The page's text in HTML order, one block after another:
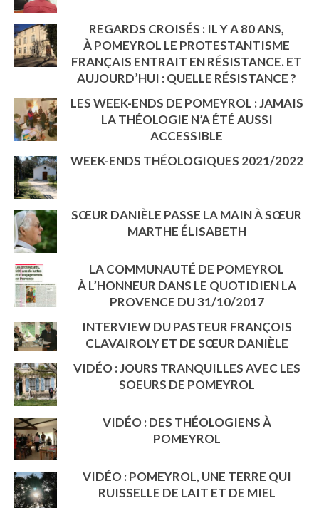
REGARDS CROISÉS : IL Y A 80 ANS,
À POMEYROL LE PROTESTANTISME
FRANÇAIS ENTRAIT EN RÉSISTANCE. ET
AUJOURD’HUI : QUELLE RÉSISTANCE ?
LES WEEK-ENDS DE POMEYROL : JAMAIS
LA THÉOLOGIE N’A ÉTÉ AUSSI
ACCESSIBLE
WEEK-ENDS THÉOLOGIQUES 2021/2022
SŒUR DANIÈLE PASSE LA MAIN À SŒUR
MARTHE ÉLISABETH
LA COMMUNAUTÉ DE POMEYROL
À L’HONNEUR DANS LE QUOTIDIEN LA
PROVENCE DU 31/10/2017
INTERVIEW DU PASTEUR FRANÇOIS
CLAVAIROLY ET DE SŒUR DANIÈLE
VIDÉO : JOURS TRANQUILLES AVEC LES
SOEURS DE POMEYROL
VIDÉO : DES THÉOLOGIENS À
POMEYROL
VIDÉO : POMEYROL, UNE TERRE QUI
RUISSELLE DE LAIT ET DE MIEL